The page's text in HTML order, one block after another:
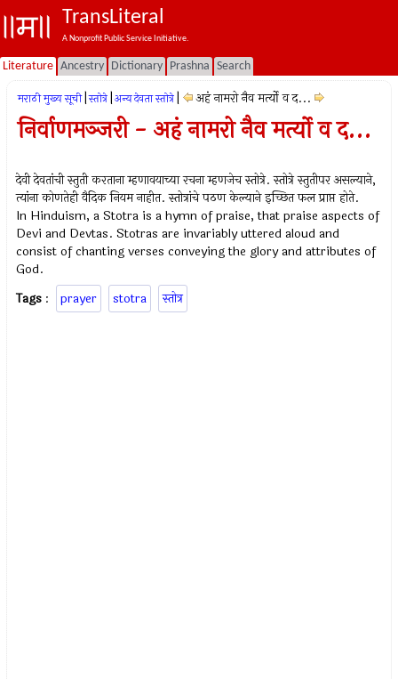
TransLiteral
A Nonprofit Public Service Initiative.
Literature Ancestry Dictionary Prashna Search
मराठी मुख्य सूची स्तोत्रे अन्य देवता स्तोत्रे अहं नामरो नैव मर्त्यो व द...
निर्वाणमञ्जरी - अहं नामरो नैव मर्त्यो व द...
देवी देवतांची स्तुती करताना म्हणावयाच्या रचना म्हणजेच स्तोत्रे. स्तोत्रे स्तुतीपर असल्याने,
त्यांना कोणतेही वैदिक नियम नाहीत. स्तोत्रांचे पठण केल्याने इच्छित फल प्राप्त होते.
In Hinduism, a Stotra is a hymn of praise, that praise aspects of
Devi and Devtas. Stotras are invariably uttered aloud and
consist of chanting verses conveying the glory and attributes of
God.
Tags : prayer stotra स्तोत्र